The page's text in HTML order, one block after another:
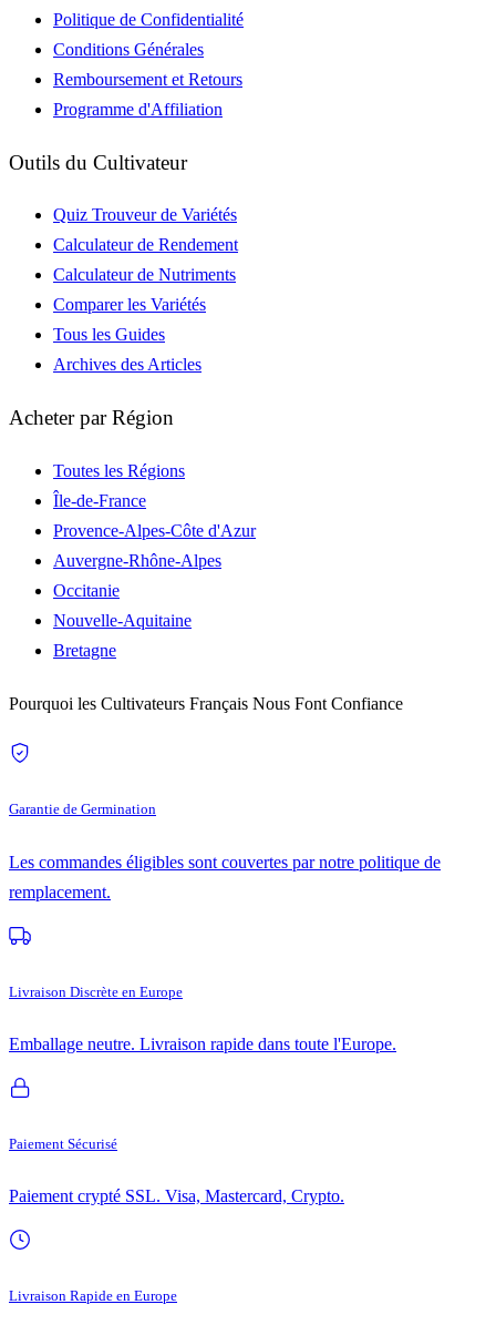
Politique de Confidentialité
Conditions Générales
Remboursement et Retours
Programme d'Affiliation
Outils du Cultivateur
Quiz Trouveur de Variétés
Calculateur de Rendement
Calculateur de Nutriments
Comparer les Variétés
Tous les Guides
Archives des Articles
Acheter par Région
Toutes les Régions
Île-de-France
Provence-Alpes-Côte d'Azur
Auvergne-Rhône-Alpes
Occitanie
Nouvelle-Aquitaine
Bretagne
Pourquoi les Cultivateurs Français Nous Font Confiance
Garantie de Germination
Les commandes éligibles sont couvertes par notre politique de
remplacement.
Livraison Discrète en Europe
Emballage neutre. Livraison rapide dans toute l'Europe.
Paiement Sécurisé
Paiement crypté SSL. Visa, Mastercard, Crypto.
Livraison Rapide en Europe